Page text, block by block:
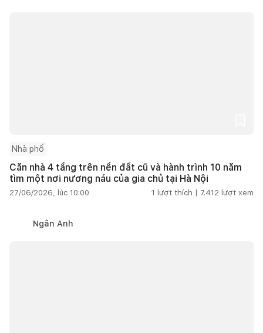
Nhà phố
Căn nhà 4 tầng trên nền đất cũ và hành trình 10 năm
tìm một nơi nương náu của gia chủ tại Hà Nội
27/06/2026, lúc 10:00 1 lượt thích | 7.412 lượt xem
Ngân Anh